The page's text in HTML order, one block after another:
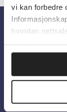
vi kan forbedre
hvordan
innsikt som
Om oss
Om